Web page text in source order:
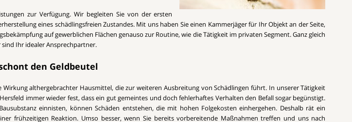
zur Verfügung. Wir begleiten Sie von der ersten
eines schädlingsfreien Zustandes. Mit uns haben Sie einen Kammerjäger für Ihr Objekt an der Seite,
auf gewerblichen Flächen genauso zur Routine, wie die Tätigkeit im privaten Segment. Ganz gleich
Ihr idealer Ansprechpartner.
den Geldbeutel
althergebrachter Hausmittel, die zur weiteren Ausbreitung von Schädlingen führt. In unserer Tätigkeit
immer wieder fest, dass ein gut gemeintes und doch fehlerhaftes Verhalten den Befall sogar begünstigt.
einnisten, können Schäden entstehen, die mit hohen Folgekosten einhergehen. Deshalb rät ein
frühzeitigen Reaktion. Umso besser, wenn Sie bereits vorbereitende Maßnahmen treffen und uns nach